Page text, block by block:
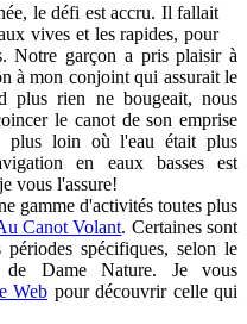
le défi est accru. Il fallait
vives et les rapides, pour
Notre garçon a pris plaisir à
à mon conjoint qui assurait le
plus rien ne bougeait, nous
le canot de son emprise
plus loin où l'eau était plus
en eaux basses est
vous l'assure!
gamme d'activités toutes plus
Canot Volant. Certaines sont
périodes spécifiques, selon le
Dame Nature. Je vous
Web pour découvrir celle qui